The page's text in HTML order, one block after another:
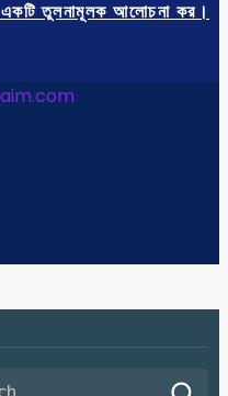
একটি তুলনামূলক আলোচনা কর।